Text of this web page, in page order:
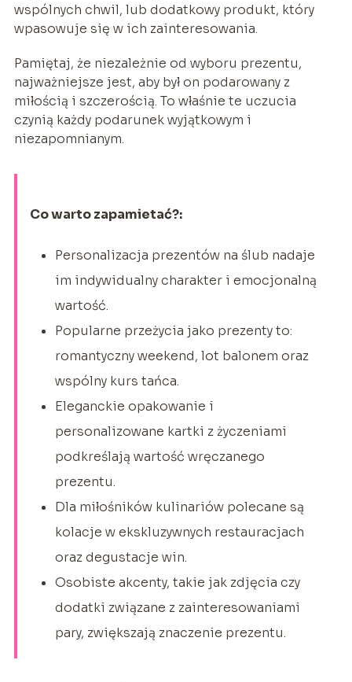
wspólnych chwil, lub dodatkowy produkt, który
wpasowuje się w ich zainteresowania.
Pamiętaj, że niezależnie od wyboru prezentu,
najważniejsze jest, aby był on podarowany z
miłością i szczerością. To właśnie te uczucia
czynią każdy podarunek wyjątkowym i
niezapomnianym.
Co warto zapamietać?:
Personalizacja prezentów na ślub nadaje
im indywidualny charakter i emocjonalną
wartość.
Popularne przeżycia jako prezenty to:
romantyczny weekend, lot balonem oraz
wspólny kurs tańca.
Eleganckie opakowanie i
personalizowane kartki z życzeniami
podkreślają wartość wręczanego
prezentu.
Dla miłośników kulinariów polecane są
kolacje w ekskluzywnych restauracjach
oraz degustacje win.
Osobiste akcenty, takie jak zdjęcia czy
dodatki związane z zainteresowaniami
pary, zwiększają znaczenie prezentu.